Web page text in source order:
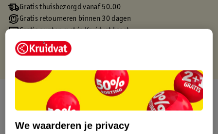
Gratis thuisbezorgd vanaf 50.00
Gratis retourneren binnen 30 dagen
Gratis punten met je Kruidvat kaart
Over dit product
We waarderen je privacy